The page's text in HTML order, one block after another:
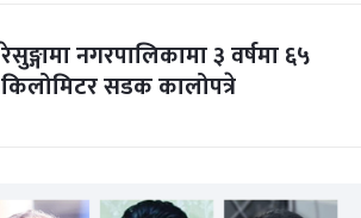
रेसुङ्गामा नगरपालिकामा ३ वर्षमा ६५
किलोमिटर सडक कालोपत्रे